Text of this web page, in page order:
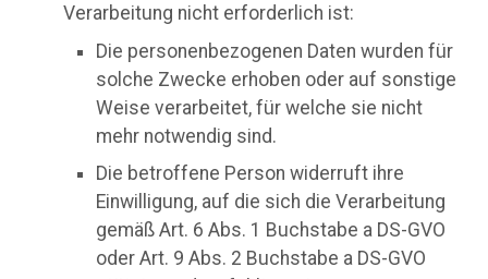
Verarbeitung nicht erforderlich ist:
Die personenbezogenen Daten wurden für
solche Zwecke erhoben oder auf sonstige
Weise verarbeitet, für welche sie nicht
mehr notwendig sind.
Die betroffene Person widerruft ihre
Einwilligung, auf die sich die Verarbeitung
gemäß Art. 6 Abs. 1 Buchstabe a DS-GVO
oder Art. 9 Abs. 2 Buchstabe a DS-GVO